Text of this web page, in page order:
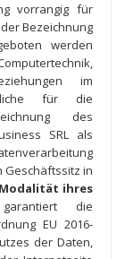
vorrangig für
Bezeichnung
werden
im
für die
des
SRL als
Geschäftssitz in
Modalität ihres
die
EU 2016-
der Daten,